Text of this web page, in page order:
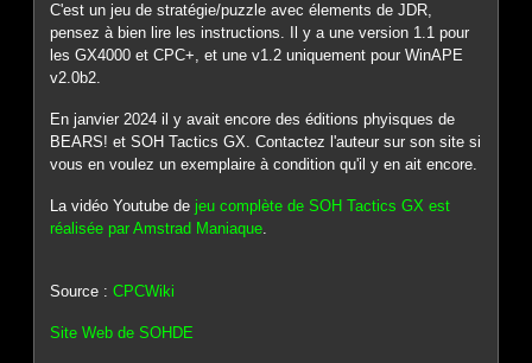
C'est un jeu de stratégie/puzzle avec élements de JDR,
pensez à bien lire les instructions. Il y a une version 1.1 pour
les GX4000 et CPC+, et une v1.2 uniquement pour WinAPE
v2.0b2.
En janvier 2024 il y avait encore des éditions phyisques de
BEARS! et SOH Tactics GX. Contactez l'auteur sur son site si
vous en voulez un exemplaire à condition qu'il y en ait encore.
La vidéo Youtube dejeu complète de SOH Tactics GX est
réalisée par Amstrad Maniaque
Source :CPCWiki
Site Web de SOHDE